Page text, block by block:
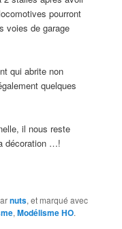
pourront
voies de garage
qui abrite non
quelques
il nous reste
décoration …!
nuts, et marqué avec
,Modélisme HO.